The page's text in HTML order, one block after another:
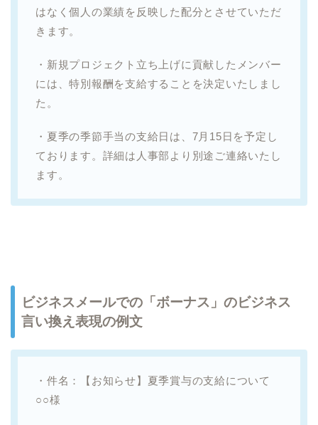
はなく個人の業績を反映した配分とさせていただ
きます。
・新規プロジェクト立ち上げに貢献したメンバー
には、特別報酬を支給することを決定いたしまし
た。
・夏季の季節手当の支給日は、7月15日を予定し
ております。詳細は人事部より別途ご連絡いたし
ます。
ビジネスメールでの「ボーナス」のビジネス
言い換え表現の例文
・件名：【お知らせ】夏季賞与の支給について
○○様